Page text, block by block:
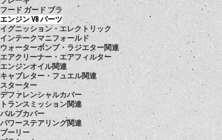
フード ガード ブラ
エンジン V8 パーツ
イグニッション・エレクトリック
インテークマニフォールド
ウォーターポンプ・ラジエター関連
エアクリーナー・エアフィルター
エンジンオイル関連
キャブレター・フュエル関連
スターター
デファレンシャルカバー
トランスミッション関連
バルブカバー
パワーステアリング関連
プーリー